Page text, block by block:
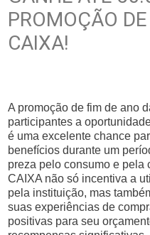
PROMOÇÃO
CAIXA!
A promoção de fim de ano
participantes a
é uma excelente chance
benefícios durante um
preza pelo consumo e pela
CAIXA não só incentiva a
pela instituição, mas
suas experiências de
positivas para seu